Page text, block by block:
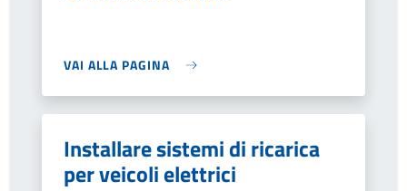
VAI ALLA PAGINA
Installare sistemi di ricarica
per veicoli elettrici